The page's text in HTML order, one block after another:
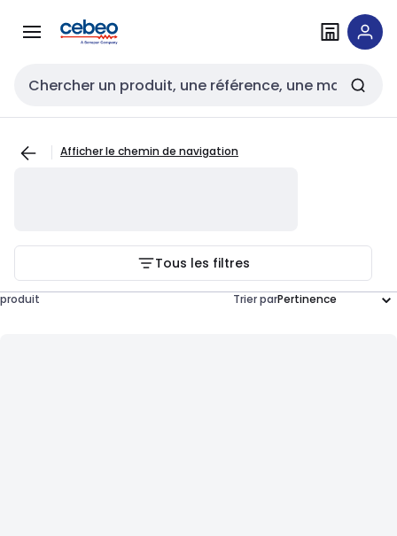
navigationau
Entrée de recherche
Afficher le chemin de navigation
Tous les filtres
produit Trier par